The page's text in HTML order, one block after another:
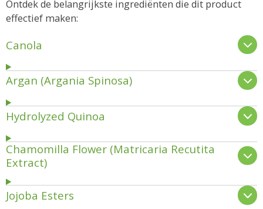
Ontdek de belangrijkste ingrediënten die dit product
effectief maken:
Canola
Argan (Argania Spinosa)
Hydrolyzed Quinoa
Chamomilla Flower (Matricaria Recutita
Extract)
Jojoba Esters